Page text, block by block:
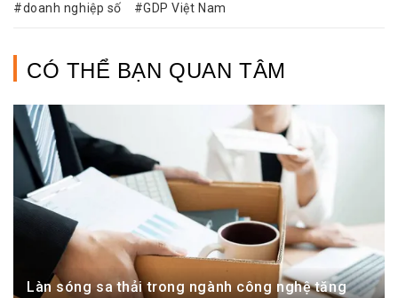
doanh nghiệp số
GDP Việt Nam
CÓ THỂ BẠN QUAN TÂM
Làn sóng sa thải trong ngành công nghệ tăng